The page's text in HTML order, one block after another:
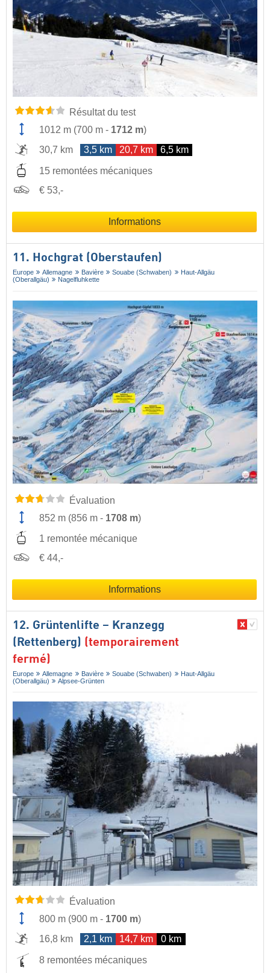
Résultat du test
1012 m (700 m - 1712 m)
30,7 km
3,5 km 20,7 km 6,5 km
15 remontées mécaniques
€ 53,-
Informations
11. Hochgrat (Oberstaufen)
Europe Allemagne Bavière Souabe (Schwaben)
Haut-Allgäu
(Oberallgäu)
Nagelfluhkette
Évaluation
852 m (856 m - 1708 m)
1 remontée mécanique
€ 44,-
Informations
12. Grüntenlifte – Kranzegg
(Rettenberg) (temporairement
fermé)
Europe Allemagne Bavière Souabe (Schwaben)
Haut-Allgäu
(Oberallgäu)
Alpsee-Grünten
Évaluation
800 m (900 m - 1700 m)
16,8 km
2,1 km 14,7 km 0 km
8 remontées mécaniques